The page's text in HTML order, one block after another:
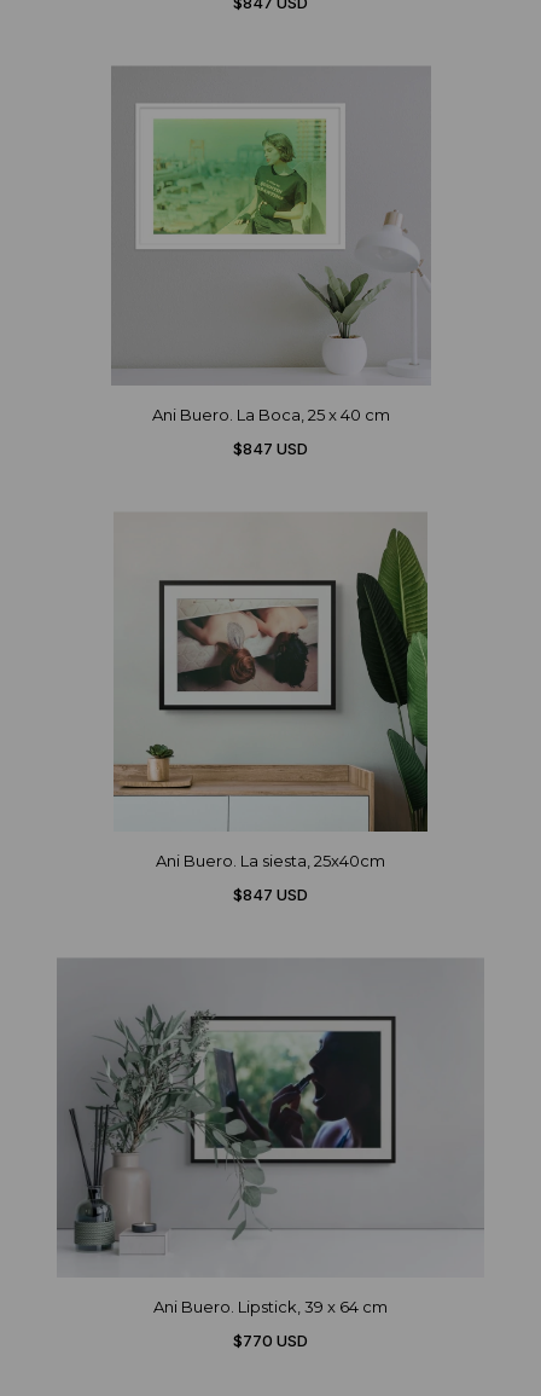
Ani Buero. La Boca, 25 x 40 cm
$847 USD
Ani Buero. La siesta, 25x40cm
$847 USD
Ani Buero. Lipstick, 39 x 64 cm
$770 USD